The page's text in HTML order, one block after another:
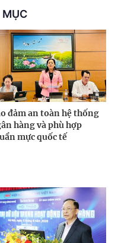
MỤC
đảm an toàn hệ thống
hàng và phù hợp
mực quốc tế